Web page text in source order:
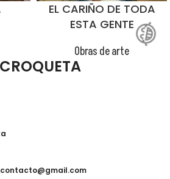
EL CARIÑO DE TODA
ESTA GENTE
Obras de arte